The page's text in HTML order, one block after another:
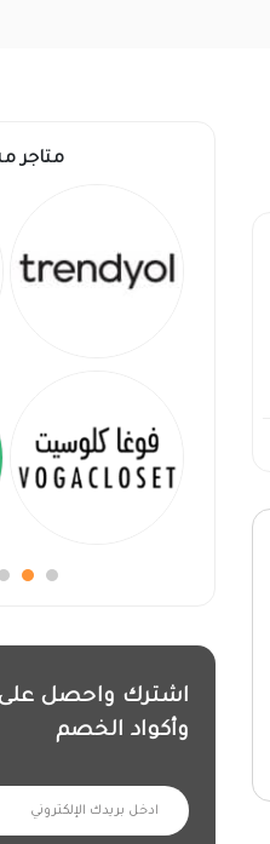
متاجر
اشترك واحصل
وأكواد الخصم